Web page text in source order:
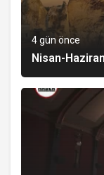
4 gün önce
Nisan-